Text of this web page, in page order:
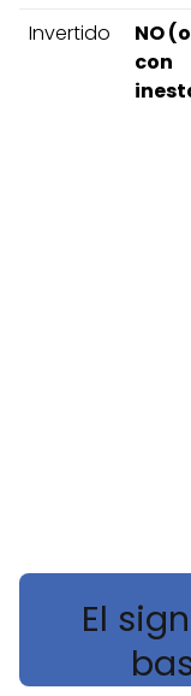
Invertido
NO
con
El